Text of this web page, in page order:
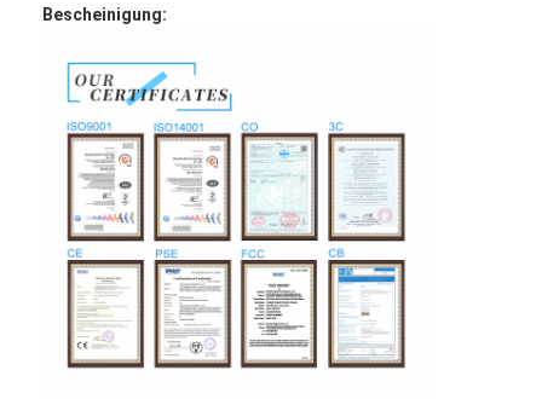
Wechselwirkender Whiteboard-Stand
Vorstellungstyp-Dokumentenkamera
Projektor
Touch Screen Kiosk
Digitale Beschilderung
Digitale Werbebildschirme
tragbarer Smart-Screen
Bescheinigung: